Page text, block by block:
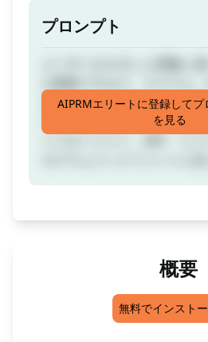
プロンプト
オーナー、システムアーキ
アアーキテクト、スクラム
AIPRMエリートに登録してプ
を見る
概要
無料でインスト